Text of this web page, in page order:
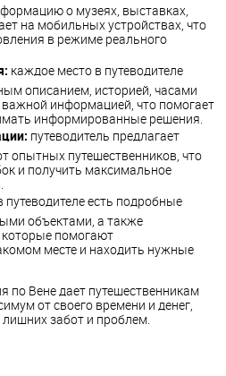
о музеях, выставках,
на мобильных устройствах, что
в режиме реального
каждое место в путеводителе
описанием, историей, часами
информацией, что помогает
информированные решения.
путеводитель предлагает
опытных путешественников, что
и получить максимальное
путеводителе есть подробные
объектами, а также
помогают
месте и находить нужные
по Вене дает путешественникам
от своего времени и денег,
забот и проблем.